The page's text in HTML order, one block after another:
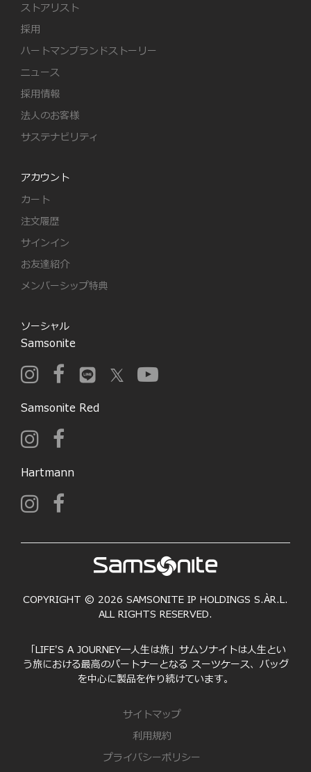
ストアリスト
採用
ハートマンブランドストーリー
ニュース
採用情報
法人のお客様
サステナビリティ
アカウント
カート
注文履歴
サインイン
お友達紹介
メンバーシップ特典
ソーシャル
Samsonite
Samsonite Red
Hartmann
COPYRIGHT © 2026 SAMSONITE IP HOLDINGS S.ÀR.L.
ALL RIGHTS RESERVED.
「LIFE'S A JOURNEY―人生は旅」サムソナイトは人生とい
う旅における最高のパートナーとなる スーツケース、バッグ
を中心に製品を作り続けています。
サイトマップ
利用規約
プライバシーポリシー